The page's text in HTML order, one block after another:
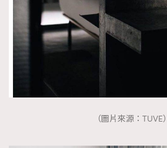
（圖片來源：TUVE）